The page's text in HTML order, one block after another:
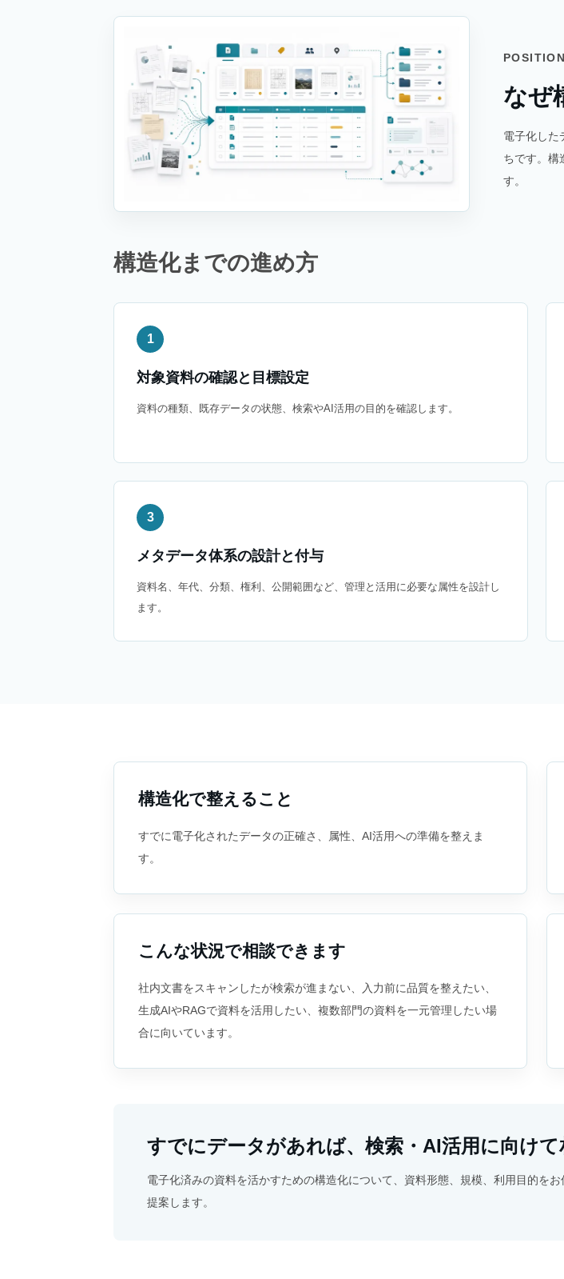
POSITION
なぜ
電子化した
ちです。構
す。
構造化までの進め方
1
対象資料の確認と目標設定
資料の種類、既存データの状態、検索やAI活用の目的を確認します。
3
メタデータ体系の設計と付与
資料名、年代、分類、権利、公開範囲など、管理と活用に必要な属性を設計し
ます。
構造化で整えること
すでに電子化されたデータの正確さ、属性、AI活用への準備を整えま
す。
こんな状況で相談できます
社内文書をスキャンしたが検索が進まない、入力前に品質を整えたい、
生成AIやRAGで資料を活用したい、複数部門の資料を一元管理したい場
合に向いています。
すでにデータがあれば、検索・AI活用に向け
電子化済みの資料を活かすための構造化について、資料形態、規模、利用目的を
提案します。